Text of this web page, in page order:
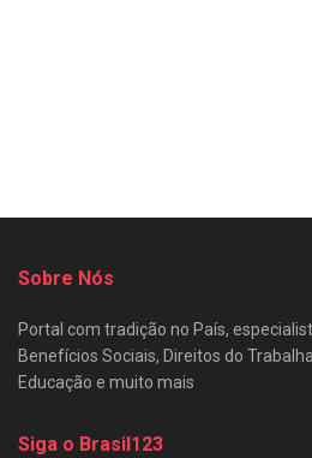
Sobre Nós
Portal com tradição no País,
Benefícios Sociais, Direitos do
Educação e muito mais
Siga o Brasil123